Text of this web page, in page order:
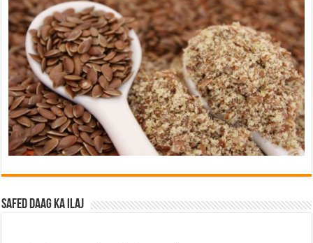
Safed Daag ka ilaj